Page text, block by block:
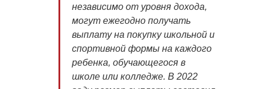
независимо от уровня дохода,
могут ежегодно получать
выплату на покупку школьной и
спортивной формы на каждого
ребенка, обучающегося в
школе или колледже. В 2022